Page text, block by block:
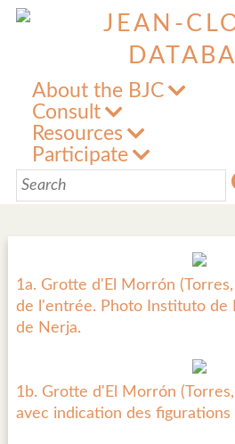
About the BJC
Consult
Resources
Participate
1a. Grotte d'El Morrón (Torres,
de l'entrée. Photo Instituto de
de Nerja.
1b. Grotte d'El Morrón (Torres,
avec indication des figurations